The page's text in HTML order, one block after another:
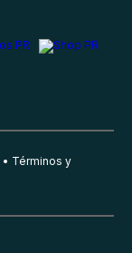
Términos y